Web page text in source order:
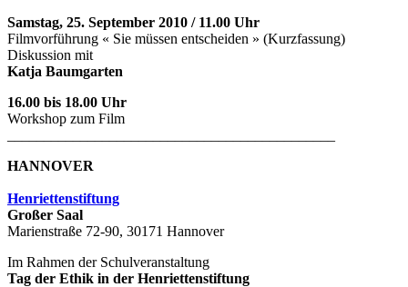
Samstag, 25. September 2010 / 11.00 Uhr
Filmvorführung « Sie müssen entscheiden » (Kurzfassung)
Diskussion mit
Katja Baumgarten
16.00 bis 18.00 Uhr
Workshop zum Film
HANNOVER
Henriettenstiftung
Großer Saal
Marienstraße 72-90, 30171 Hannover
Im Rahmen der Schulveranstaltung
Tag der Ethik in der Henriettenstiftung